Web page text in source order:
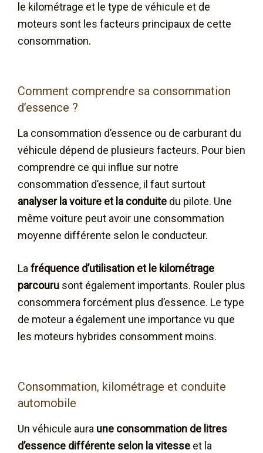
le kilométrage et le type de véhicule et de
moteurs sont les facteurs principaux de cette
consommation.
Comment comprendre sa consommation
d’essence ?
La consommation d’essence ou de carburant du
véhicule dépend de plusieurs facteurs. Pour bien
comprendre ce qui influe sur notre
consommation d’essence, il faut surtout
analyser la voiture et la conduite du pilote. Une
même voiture peut avoir une consommation
moyenne différente selon le conducteur.
La fréquence d’utilisation et le kilométrage
parcouru sont également importants. Rouler plus
consommera forcément plus d’essence. Le type
de moteur a également une importance vu que
les moteurs hybrides consomment moins.
Consommation, kilométrage et conduite
automobile
Un véhicule aura une consommation de litres
d’essence différente selon la vitesse et la